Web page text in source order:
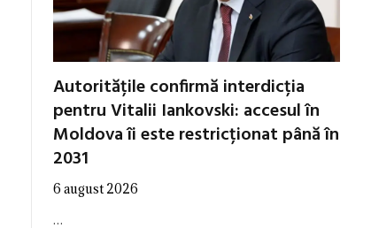
Autoritățile confirmă interdicția
pentru Vitalii Iankovski: accesul în
Moldova îi este restricționat până în
2031
6 august 2026
…